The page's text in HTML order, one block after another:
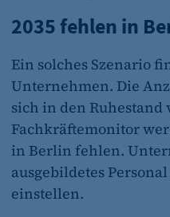
2035 fehlen in
Ein solches Szenario
Unternehmen. Die
sich in den Ruhestand
Fachkräftemonitor
in Berlin fehlen.
ausgebildetes
einstellen.